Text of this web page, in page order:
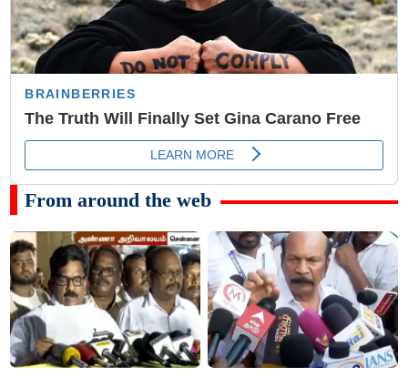
From around the web